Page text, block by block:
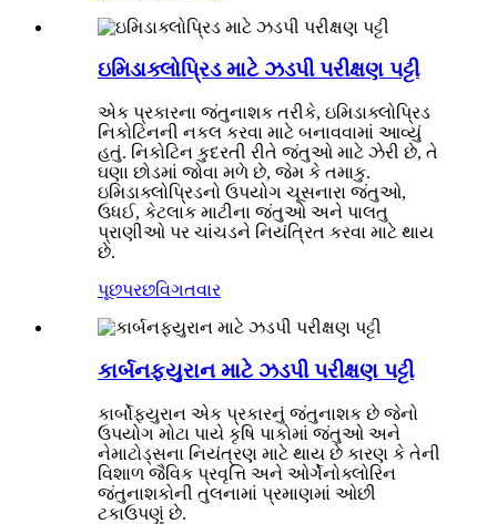
ઇમિડાક્લોપ્રિડ માટે ઝડપી પરીક્ષણ પટ્ટી
એક પ્રકારના જંતુનાશક તરીકે, ઇમિડાક્લોપ્રિડ
નિકોટિનની નકલ કરવા માટે બનાવવામાં આવ્યું
હતું. નિકોટિન કુદરતી રીતે જંતુઓ માટે ઝેરી છે, તે
ઘણા છોડમાં જોવા મળે છે, જેમ કે તમાકુ.
ઇમિડાક્લોપ્રિડનો ઉપયોગ ચૂસનારા જંતુઓ,
ઉધઈ, કેટલાક માટીના જંતુઓ અને પાલતુ
પ્રાણીઓ પર ચાંચડને નિયંત્રિત કરવા માટે થાય
છે.
પૂછપરછવિગતવાર
કાર્બનફ્યુરાન માટે ઝડપી પરીક્ષણ પટ્ટી
કાર્બોફ્યુરાન એક પ્રકારનું જંતુનાશક છે જેનો
ઉપયોગ મોટા પાયે કૃષિ પાકોમાં જંતુઓ અને
નેમાટોડ્સના નિયંત્રણ માટે થાય છે કારણ કે તેની
વિશાળ જૈવિક પ્રવૃત્તિ અને ઓર્ગેનોક્લોરિન
જંતુનાશકોની તુલનામાં પ્રમાણમાં ઓછી
ટકાઉપણું છે.